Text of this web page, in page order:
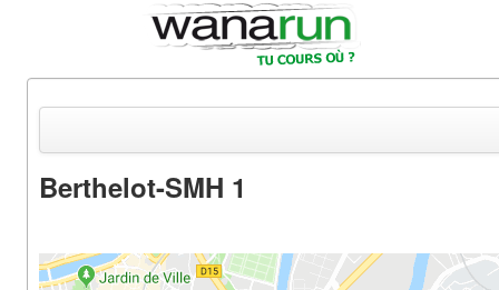
Equipements & Tests
Berthelot-SMH 1